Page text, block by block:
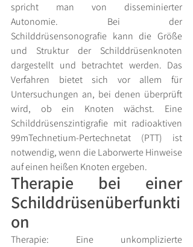
spricht man von disseminierter
Autonomie. Bei der
Schilddrüsensonografie kann die Größe
und Struktur der Schilddrüsenknoten
dargestellt und betrachtet werden. Das
Verfahren bietet sich vor allem für
Untersuchungen an, bei denen überprüft
wird, ob ein Knoten wächst. Eine
Schilddrüsenszintigrafie mit radioaktiven
99mTechnetium-Pertechnetat (PTT) ist
notwendig, wenn die Laborwerte Hinweise
auf einen heißen Knoten ergeben.
Therapie bei einer
Schilddrüsenüberfunkti
on
Therapie: Eine unkomplizierte